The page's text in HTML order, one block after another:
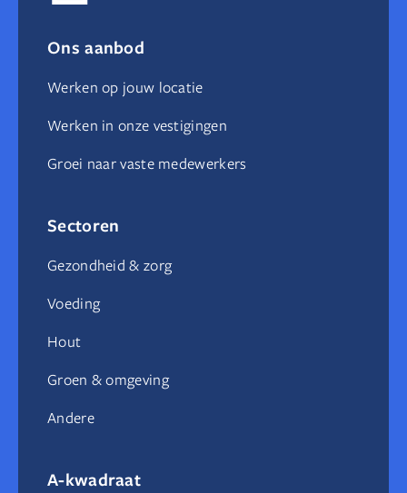
Ons aanbod
Werken op jouw locatie
Werken in onze vestigingen
Groei naar vaste medewerkers
Sectoren
Gezondheid & zorg
Voeding
Hout
Groen & omgeving
Andere
A-kwadraat